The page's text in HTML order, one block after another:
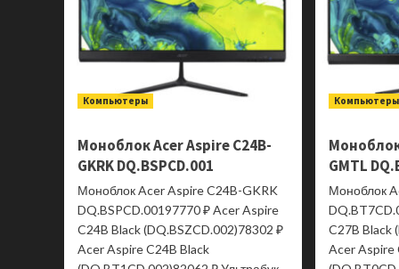
Mini
jack
Черный
Компьютеры
Моноблок Acer Aspire C24B-
GKRK DQ.BSPCD.001
Моноблок Acer Aspire C24B-GKRK
DQ.BSPCD.00197770 ₽ Acer Aspire
C24B Black (DQ.BSZCD.002)78302 ₽
Acer Aspire C24B Black
Компьютеры
GMTL
Моноблок
C27B Black
Acer Aspire